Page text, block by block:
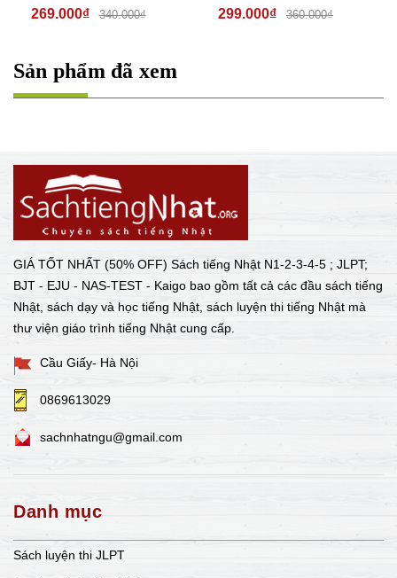
299.000₫ 360.000₫
đề
145.000₫
Sản phẩm đã xem
GIÁ TỐT NHẤT (50% OFF) Sách tiếng Nhật N1-2-3-4-5 ; JLPT;
BJT - EJU - NAS-TEST - Kaigo bao gồm tất cả các đầu sách tiếng
Nhật, sách dạy và học tiếng Nhật, sách luyện thi tiếng Nhật mà
thư viện giáo trình tiếng Nhật cung cấp.
Cầu Giấy- Hà Nội
0869613029
sachnhatngu@gmail.com
Danh mục
Sách luyện thi JLPT